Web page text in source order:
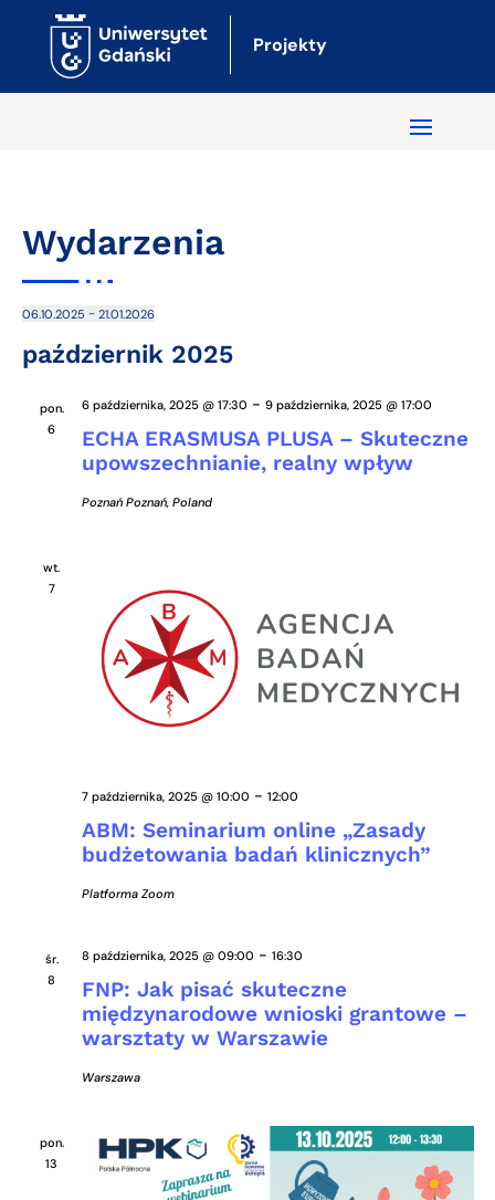
Projekty
Wydarzenia
06.10.2025 - 21.01.2026
datę.
październik 2025
pon.
6
ECHA ERASMUSA PLUSA – Skuteczne
upowszechnianie, realny wpływ
6 października, 2025 @ 17:30 - 9 października, 2025 @ 17:00
Poznań Poznań, Poland
wt.
7
ABM: Seminarium online „Zasady
budżetowania badań klinicznych”
7 października, 2025 @ 10:00 - 12:00
Platforma Zoom
śr.
8
FNP: Jak pisać skuteczne
międzynarodowe wnioski grantowe –
warsztaty w Warszawie
8 października, 2025 @ 09:00 - 16:30
Warszawa
pon.
13